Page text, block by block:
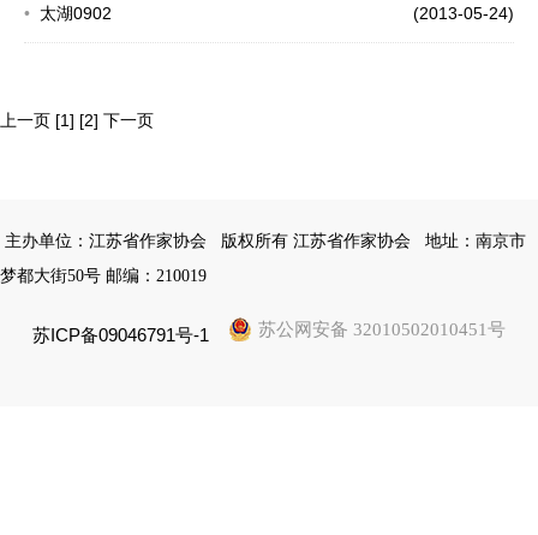
(2013-05-24)
太湖0902
上一页 [1] [2] 下一页
主办单位：江苏省作家协会 版权所有 江苏省作家协会
地址：南京市
梦都大街50号 邮编：210019
苏ICP备09046791号-1 苏公网安备 32010502010451号